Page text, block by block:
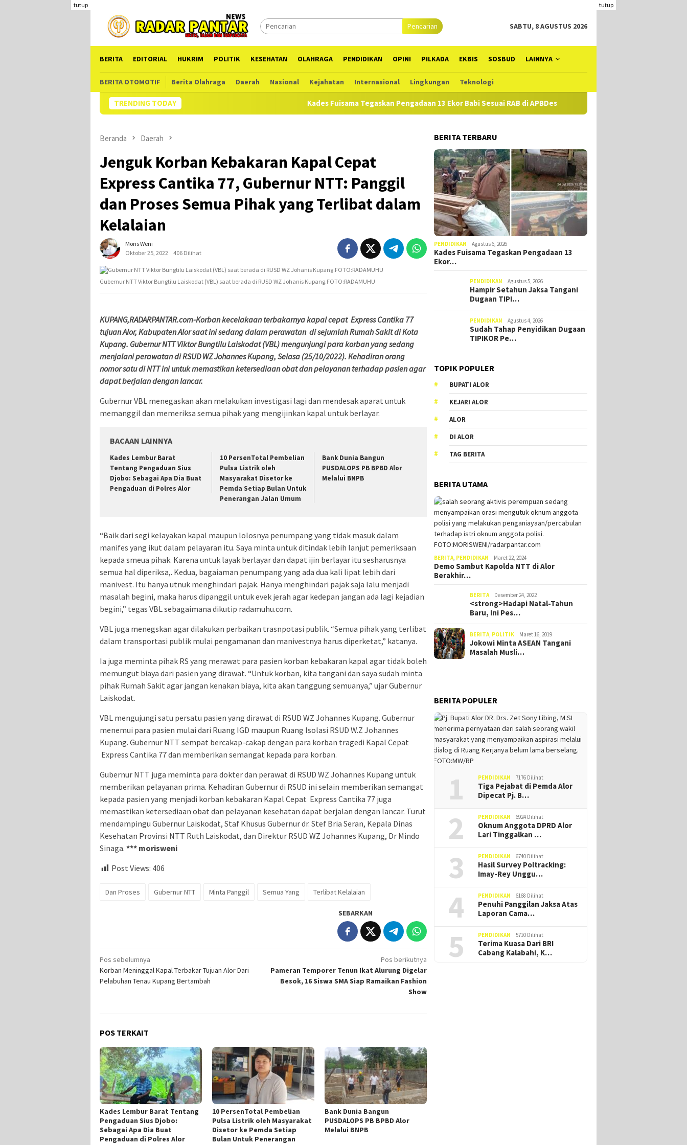
konten
tutup tutup
Pencarian SABTU, 8 AGUSTUS 2026
BERITA EDITORIAL HUKRIM POLITIK KESEHATAN OLAHRAGA PENDIDIKAN OPINI PILKADA EKBIS SOSBUD LAINNYA
BERITA OTOMOTIF Berita Olahraga Daerah Nasional Kejahatan Internasional Lingkungan Teknologi
TRENDING TODAY Kades Fuisama Tegaskan Pengadaan 13 Ekor Babi Sesuai RAB di APBDes Hampir Setahun Jaksa Tangani Dugaan
Beranda Daerah
Jenguk Korban Kebakaran Kapal Cepat
Express Cantika 77, Gubernur NTT: Panggil
dan Proses Semua Pihak yang Terlibat dalam
Kelalaian
Moris Weni
Oktober 25, 2022
406 Dilihat
Gubernur NTT Viktor Bungtilu Laiskodat (VBL) saat berada di RUSD WZ Johanis Kupang.FOTO:RADAMUHU
KUPANG,RADARPANTAR.com-Korban kecelakaan terbakarnya kapal cepat Express Cantika 77
tujuan Alor, Kabupaten Alor saat ini sedang dalam perawatan di sejumlah Rumah Sakit di Kota
Kupang. Gubernur NTT Viktor Bungtilu Laiskodat (VBL) mengunjungi para korban yang sedang
menjalani perawatan di RSUD WZ Johannes Kupang, Selasa (25/10/2022). Kehadiran orang
nomor satu di NTT ini untuk memastikan ketersediaan obat dan pelayanan terhadap pasien agar
dapat berjalan dengan lancar.
Gubernur VBL menegaskan akan melakukan investigasi lagi dan mendesak aparat untuk
memanggil dan memeriksa semua pihak yang mengijinkan kapal untuk berlayar.
BACAAN LAINNYA
Kades Lembur Barat
Tentang Pengaduan Sius
Djobo: Sebagai Apa Dia Buat
Pengaduan di Polres Alor
10 PersenTotal Pembelian
Pulsa Listrik oleh
Masyarakat Disetor ke
Pemda Setiap Bulan Untuk
Penerangan Jalan Umum
Bank Dunia Bangun
PUSDALOPS PB BPBD Alor
Melalui BNPB
“Baik dari segi kelayakan kapal maupun lolosnya penumpang yang tidak masuk dalam
manifes yang ikut dalam pelayaran itu. Saya minta untuk ditindak lebih lanjut pemeriksaan
kepada smeua pihak. Karena untuk layak berlayar dan dapat ijin berlayar itu sesharusnya
semua hal diperiksa,. Kedua, bagaiaman penumpang yang ada dua kali lipat lebih dari
manivest. Itu hanya utnuk menghindari pajak. Hanya menghindari pajak saja lalu menjadi
masalah begini, maka harus dipanggil untuk evek jerah agar kedepan jangan ada lagi kejadian
begini,” tegas VBL sebagaimana dikutip radamuhu.com.
VBL juga menegskan agar dilakukan perbaikan trasnpotasi publik. “Semua pihak yang terlibat
dalam transportasi publik mulai pengamanan dan manivestnya harus diperketat,” katanya.
Ia juga meminta pihak RS yang merawat para pasien korban kebakaran kapal agar tidak boleh
memungut biaya dari pasien yang dirawat. “Untuk korban, kita tangani dan saya sudah minta
pihak Rumah Sakit agar jangan kenakan biaya, kita akan tanggung semuanya,” ujar Gubernur
Laiskodat.
VBL mengujungi satu persatu pasien yang dirawat di RSUD WZ Johannes Kupang. Gubernur
menemui para pasien mulai dari Ruang IGD maupun Ruang Isolasi RSUD W.Z Johannes
Kupang. Gubernur NTT sempat bercakap-cakap dengan para korban tragedi Kapal Cepat
Express Cantika 77 dan memberikan semangat kepada para korban.
Gubernur NTT juga meminta para dokter dan perawat di RSUD WZ Johannes Kupang untuk
memberikan pelayanan prima. Kehadiran Gubernur di RSUD ini selain memberikan semangat
kepada pasien yang menjadi korban kebakaran Kapal Cepat Express Cantika 77 juga
memastikan ketersediaan obat dan pelayanan kesehatan dapat berjalan dengan lancar. Turut
mendampingu Gubernur Laiskodat, Staf Khusus Gubernur dr. Stef Bria Seran, Kepala Dinas
Kesehatan Provinsi NTT Ruth Laiskodat, dan Direktur RSUD WZ Johannes Kupang, Dr Mindo
Sinaga. *** morisweni
Post Views: 406
Dan Proses Gubernur NTT Minta Panggil Semua Yang Terlibat Kelalaian
SEBARKAN
Navigasi
pos
Pos sebelumnya
Korban Meninggal Kapal Terbakar Tujuan Alor Dari
Pelabuhan Tenau Kupang Bertambah
Pos berikutnya
Pameran Temporer Tenun Ikat Alurung Digelar
Besok, 16 Siswa SMA Siap Ramaikan Fashion
Show
POS TERKAIT
Kades Lembur Barat Tentang
Pengaduan Sius Djobo:
Sebagai Apa Dia Buat
Pengaduan di Polres Alor
10 PersenTotal Pembelian
Pulsa Listrik oleh Masyarakat
Disetor ke Pemda Setiap
Bulan Untuk Penerangan
Bank Dunia Bangun
PUSDALOPS PB BPBD Alor
Melalui BNPB
BERITA TERBARU
PENDIDIKAN Agustus 6, 2026
Kades Fuisama Tegaskan Pengadaan 13
Ekor…
PENDIDIKAN Agustus 5, 2026
Hampir Setahun Jaksa Tangani
Dugaan TIPI…
PENDIDIKAN Agustus 4, 2026
Sudah Tahap Penyidikan Dugaan
TIPIKOR Pe…
TOPIK POPULER
BUPATI ALOR
KEJARI ALOR
ALOR
DI ALOR
TAG BERITA
BERITA UTAMA
BERITA PENDIDIKAN Maret 22, 2024
Demo Sambut Kapolda NTT di Alor
Berakhir…
BERITA Desember 24, 2022
<strong>Hadapi Natal-Tahun
Baru, Ini Pes…
BERITA POLITIK Maret 16, 2019
Jokowi Minta ASEAN Tangani
Masalah Musli…
BERITA POPULER
1 PENDIDIKAN 7176 Dilihat
Tiga Pejabat di Pemda Alor
Dipecat Pj. B…
2 PENDIDIKAN 6924 Dilihat
Oknum Anggota DPRD Alor
Lari Tinggalkan …
3 PENDIDIKAN 6740 Dilihat
Hasil Survey Poltracking:
Imay-Rey Unggu…
4 PENDIDIKAN 6168 Dilihat
Penuhi Panggilan Jaksa Atas
Laporan Cama…
5 PENDIDIKAN 5710 Dilihat
Terima Kuasa Dari BRI
Cabang Kalabahi, K…